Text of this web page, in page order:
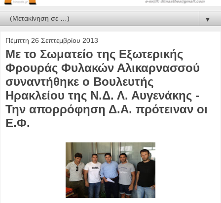
▼
Πέμπτη 26 Σεπτεμβρίου 2013
Με το Σωματείο της Εξωτερικής
Φρουράς Φυλακών Αλικαρνασσού
συναντήθηκε ο Βουλευτής
Ηρακλείου της Ν.Δ. Λ. Αυγενάκης -
Την απορρόφηση Δ.Α. πρότειναν οι
Ε.Φ.